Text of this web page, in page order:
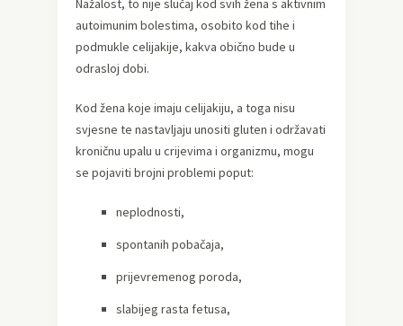
Nažalost, to nije slučaj kod svih žena s aktivnim
autoimunim bolestima, osobito kod tihe i
podmukle celijakije, kakva obično bude u
odrasloj dobi.
Kod žena koje imaju celijakiju, a toga nisu
svjesne te nastavljaju unositi gluten i održavati
kroničnu upalu u crijevima i organizmu, mogu
se pojaviti brojni problemi poput:
neplodnosti,
spontanih pobačaja,
prijevremenog poroda,
slabijeg rasta fetusa,